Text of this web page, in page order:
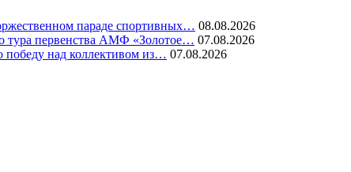
параде спортивных… 08.08.2026
тура первенства АМФ «Золотое… 07.08.2026
над коллективом из… 07.08.2026